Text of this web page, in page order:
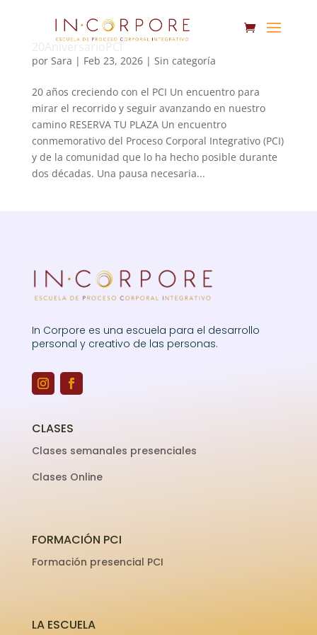
por Sara | Feb 23, 2026| Sin categoría
20 años creciendo con el PCI Un encuentro para
mirar el recorrido y seguir avanzando en nuestro
camino RESERVA TU PLAZA Un encuentro
conmemorativo del Proceso Corporal Integrativo (PCI)
y de la comunidad que lo ha hecho posible durante
dos décadas. Una pausa necesaria...
In Corpore es una escuela para el desarrollo
personal y creativo de las personas.
CLASES
Clases semanales presenciales
Clases Online
FORMACIÓN PCI
Formación presencial PCI
LA ESCUELA